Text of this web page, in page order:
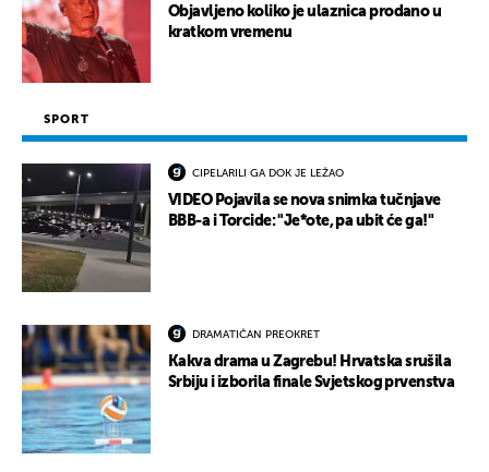
Objavljeno koliko je ulaznica prodano u
kratkom vremenu
SPORT
CIPELARILI GA DOK JE LEŽAO
VIDEO Pojavila se nova snimka tučnjave
BBB-a i Torcide: "Je*ote, pa ubit će ga!"
DRAMATIČAN PREOKRET
Kakva drama u Zagrebu! Hrvatska srušila
Srbiju i izborila finale Svjetskog prvenstva